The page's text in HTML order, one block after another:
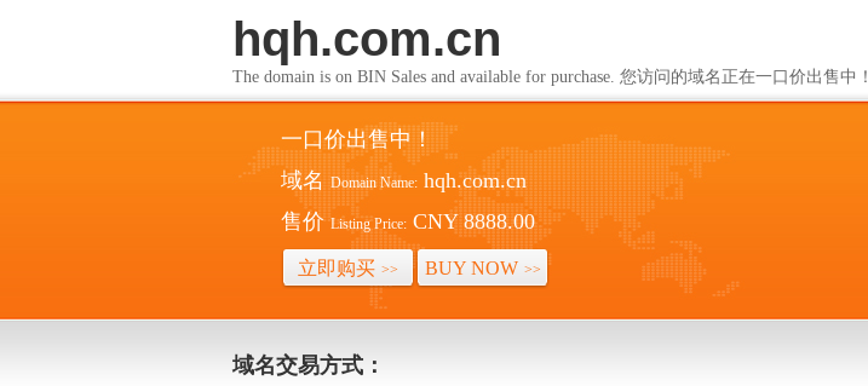
hqh.com.cn
The domain is on BIN Sales and available for purchase. 您访问的域名正在一口价出售中！
一口价出售中！
域名 Domain Name: hqh.com.cn
售价 Listing Price: CNY 8888.00
立即购买 >> BUY NOW >>
域名交易方式：